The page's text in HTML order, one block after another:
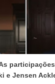
e Jensen